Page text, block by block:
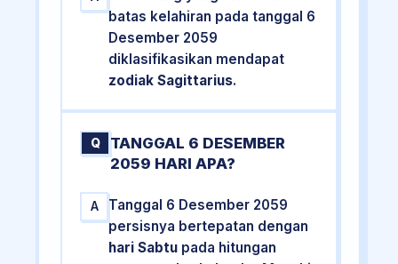
batas kelahiran pada tanggal 6
Desember 2059
diklasifikasikan mendapat
zodiak Sagittarius.
Q
TANGGAL 6 DESEMBER
2059 HARI APA?
A
Tanggal 6 Desember 2059
persisnya bertepatan dengan
hari Sabtu pada hitungan